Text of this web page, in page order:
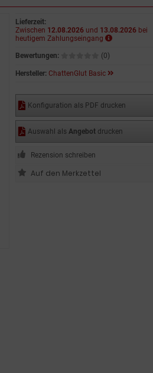
Lieferzeit:
Zwischen 12.08.2026und 13.08.2026bei
heutigem Zahlungseingang
Bewertungen: (0)
Hersteller: ChattenGlut Basic
Konfiguration als PDF drucken
Auswahl als Angebotdrucken
Rezension schreiben